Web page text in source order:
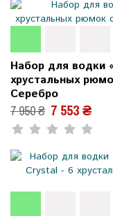
Набор для водки
хрустальных
Серебро
7 950 ₴ 7 553 ₴